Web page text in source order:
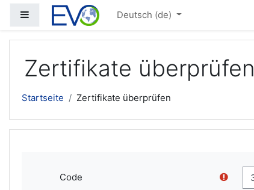
Zum Hauptinhalt
Website-Übersicht Deutsch ‎(de)‎
Zertifikate überprüfen
Startseite Zertifikate überprüfen
Code